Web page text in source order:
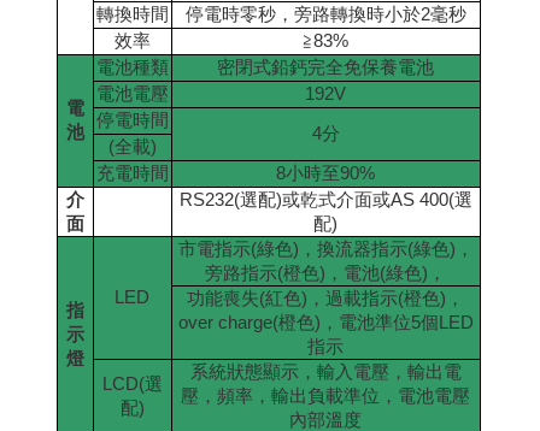
轉換時間
停電時零秒，旁路轉換時小於2毫秒
效率
≧83%
電
池
電池種類
密閉式鉛鈣完全免保養電池
電池電壓
192V
停電時間
4分
(全載)
充電時間
8小時至90%
介
面
RS232(選配)或乾式介面或AS 400(選
配)
指
示
燈
LED
市電指示(綠色) ，換流器指示(綠色) ，
旁路指示(橙色) ，電池(綠色) ，
功能喪失(紅色) ，過載指示(橙色) ，
over charge(橙色) ，電池準位5個 LED
指示
LCD(選
配)
系統狀態顯示，輸入電壓，輸出電
壓，頻率，輸出負載準位，電池電壓
內部溫度